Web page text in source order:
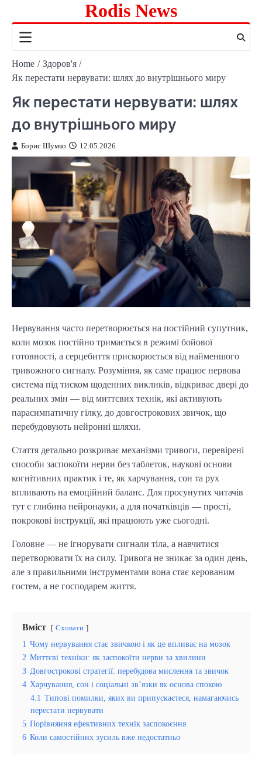
content
Rodis News
Home
Здоров'я
Як перестати нервувати: шлях до внутрішнього миру
Як перестати нервувати: шлях
до внутрішнього миру
Борис Шумко 12.05.2026
Нервування часто перетворюється на постійний супутник,
коли мозок постійно тримається в режимі бойової
готовності, а серцебиття прискорюється від найменшого
тривожного сигналу. Розуміння, як саме працює нервова
система під тиском щоденних викликів, відкриває двері до
реальних змін — від миттєвих технік, які активують
парасимпатичну гілку, до довгострокових звичок, що
перебудовують нейронні шляхи.
Стаття детально розкриває механізми тривоги, перевірені
способи заспокоїти нерви без таблеток, наукові основи
когнітивних практик і те, як харчування, сон та рух
впливають на емоційний баланс. Для просунутих читачів
тут є глибина нейронауки, а для початківців — прості,
покрокові інструкції, які працюють уже сьогодні.
Головне — не ігнорувати сигнали тіла, а навчитися
перетворювати їх на силу. Тривога не зникає за один день,
але з правильними інструментами вона стає керованим
гостем, а не господарем життя.
Вміст Сховати
1 Чому нервування стає звичкою і як це впливає на мозок
2 Миттєві техніки: як заспокоїти нерви за хвилини
3 Довгострокові стратегії: перебудова мислення та звичок
4 Харчування, сон і соціальні зв’язки як основа спокою
4.1 Типові помилки, яких ви припускаєтеся, намагаючись
перестати нервувати
5 Порівняння ефективних технік заспокоєння
6 Коли самостійних зусиль вже недостатньо